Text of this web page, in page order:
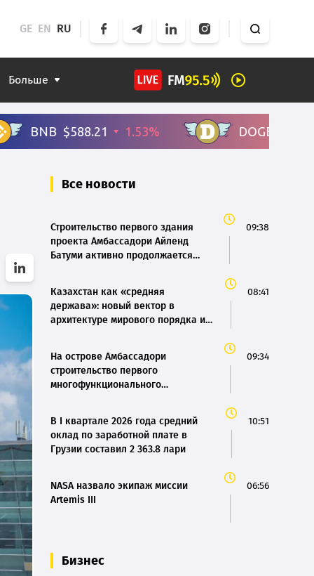
GE EN RU
Больше
Все новости
Строительство первого здания
проекта Амбассадори Айленд
Батуми активно продолжается
09:38
Казахстан как «средняя
держава»: новый вектор в
архитектуре мирового порядка и
08:41
На острове Амбассадори
строительство первого
многофункционального
09:34
В I квартале 2026 года средний
оклад по заработной плате в
Грузии составил 2 363.8 лари
10:51
NASA назвало экипаж миссии
Artemis III
06:56
Бизнес